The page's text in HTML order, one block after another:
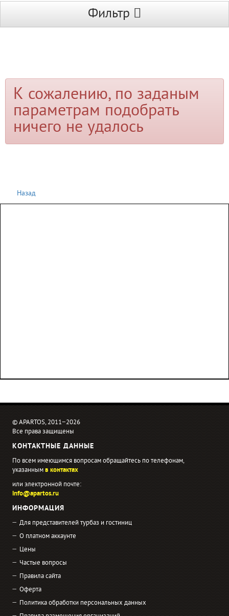
Фильтр
К сожалению, по заданым
параметрам подобрать
ничего не удалось
Назад
© APARTOS, 2011−2026
Все права защищены
КОНТАКТНЫЕ ДАННЫЕ
По всем имеющимся вопросам обращайтесь по телефонам,
указаннымв контактах
или электронной почте:
info@apartos.ru
ИНФОРМАЦИЯ
Для представителей турбаз и гостиниц
О платном аккаунте
Цены
Частые вопросы
Правила сайта
Оферта
Политика обработки персональных данных